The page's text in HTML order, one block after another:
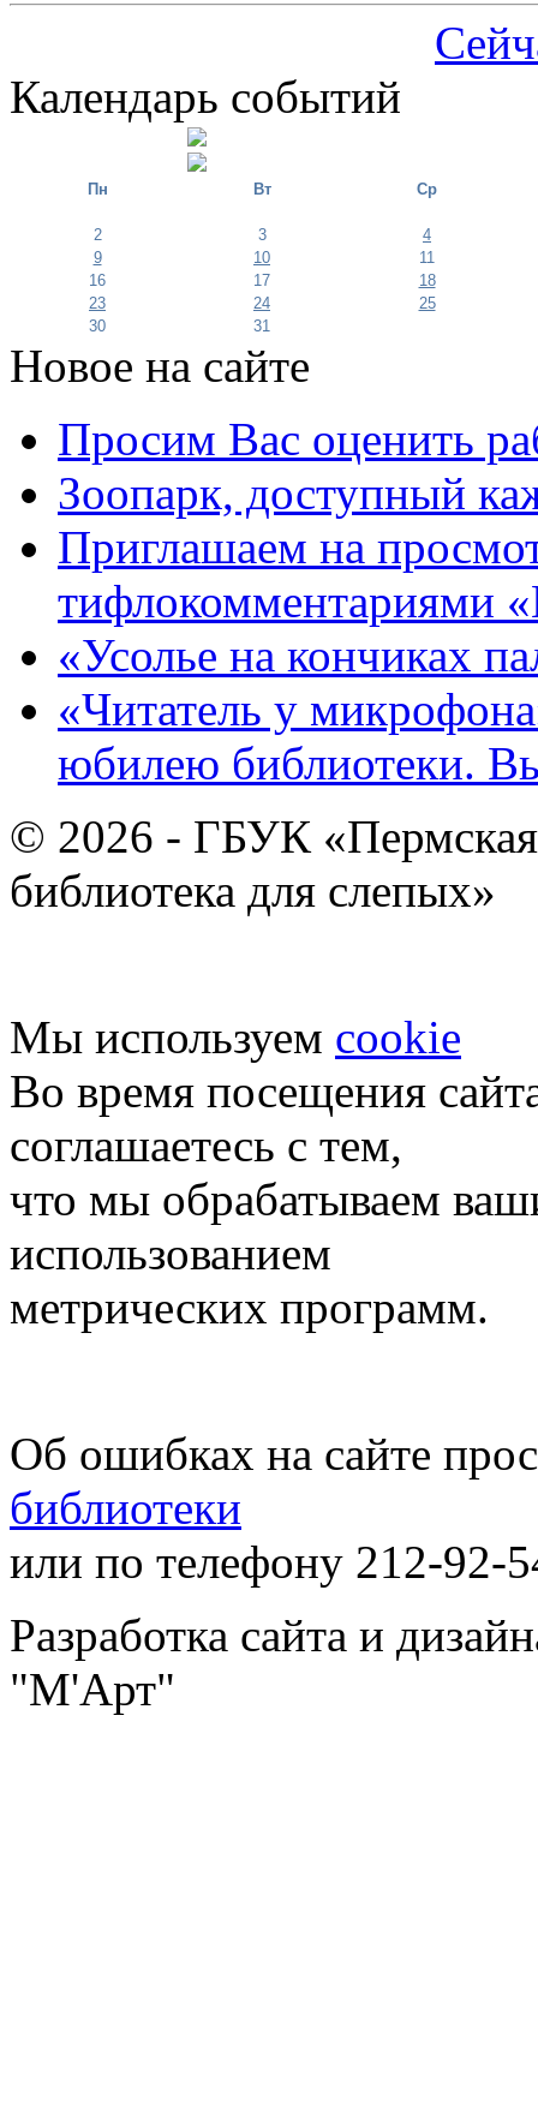
Календарь событий
Пн Вт Ср
2 3
4
9
10
11
16
17
18
23
24
25
30
31
Новое на сайте
Просим Вас оценить
Зоопарк, доступный
Приглашаем на
тифлокомментариями
«Усолье на кончиках
«Читатель у
юбилею библиотеки.
© 2026 - ГБУК «Пермская
библиотека для слепых»
Мы используем cookie
Во время посещения
соглашаетесь с тем,
что мы обрабатываем
использованием
метрических программ.
Об ошибках на сайте
библиотеки
или по телефону 212-92-
Разработка сайта и
"М'Арт"